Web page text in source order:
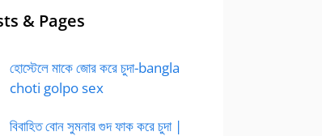
& Pages
হোস্টেলে মাকে জোর করে চুদা-bangla
choti golpo sex
বিবাহিত বোন সুমনার গুদ ফাক করে চুদা |